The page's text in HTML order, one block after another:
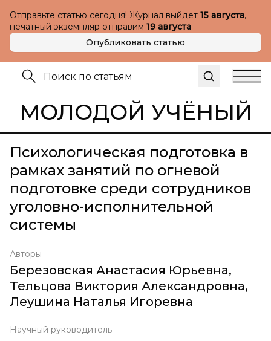
Отправьте статью сегодня! Журнал выйдет 15 августа,
печатный экземпляр отправим 19 августа
Опубликовать статью
МОЛОДОЙ УЧЁНЫЙ
Психологическая подготовка в
рамках занятий по огневой
подготовке среди сотрудников
уголовно-исполнительной
системы
Авторы
Березовская Анастасия Юрьевна,
Тельцова Виктория Александровна,
Леушина Наталья Игоревна
Научный руководитель